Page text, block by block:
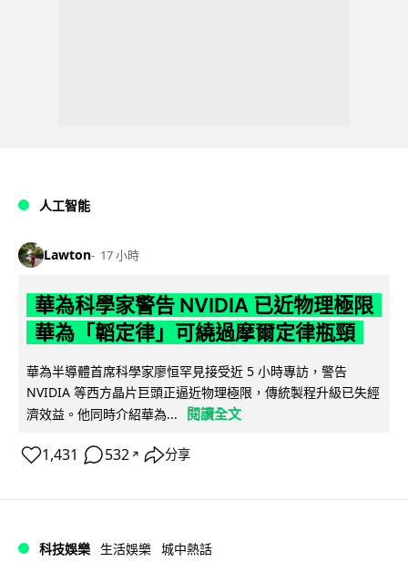
人工智能
Lawton 17 小時
華為科學家警告 NVIDIA 已近物理極限
華為「韜定律」可繞過摩爾定律瓶頸
華為半導體首席科學家廖恒罕見接受近 5 小時專訪，警告
NVIDIA 等西方晶片巨頭正逼近物理極限，傳統製程升級已失經
濟效益。他同時介紹華為...
閱讀全文
1,431 532 ↗ 分享
科技娛樂 生活娛樂 城中熱話